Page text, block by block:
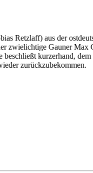
Retzlaff) aus der
Gauner Max
kurzerhand, dem
zurückzubekommen.